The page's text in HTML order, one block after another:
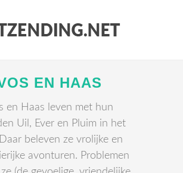
EN HAAS
en Haas leven met hun
Uil, Ever en Pluim in het
beleven ze vrolijke en
avonturen. Problemen